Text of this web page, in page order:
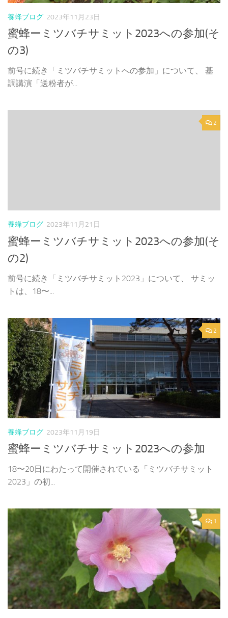
養蜂ブログ 2023年11月23日
蜜蜂ーミツバチサミット2023への参加(そ
の3)
前号に続き「ミツバチサミットへの参加」について、 基
調講演「送粉者が...
2
養蜂ブログ 2023年11月21日
蜜蜂ーミツバチサミット2023への参加(そ
の2)
前号に続き「ミツバチサミット2023」について、 サミッ
トは、18〜...
2
養蜂ブログ 2023年11月19日
蜜蜂ーミツバチサミット2023への参加
18〜20日にわたって開催されている「ミツバチサミット
2023」の初...
1